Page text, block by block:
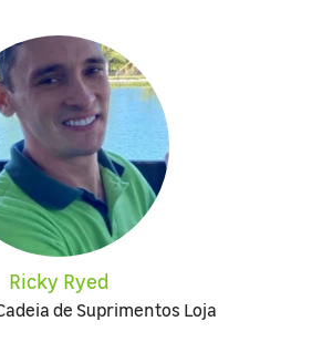
Ricky Ryed
de Suprimentos Loja